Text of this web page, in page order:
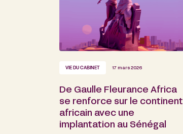
VIE DU CABINET 17 mars 2026
De Gaulle Fleurance Africa
se renforce sur le continent
africain avec une
implantation au Sénégal